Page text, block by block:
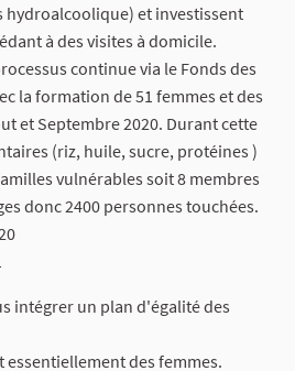
hydroalcoolique) et investissent
à des visites à domicile.
continue via le Fonds des
la formation de 51 femmes et des
et Septembre 2020. Durant cette
(riz, huile, sucre, protéines )
vulnérables soit 8 membres
donc 2400 personnes touchées.
intégrer un plan d'égalité des
des femmes.